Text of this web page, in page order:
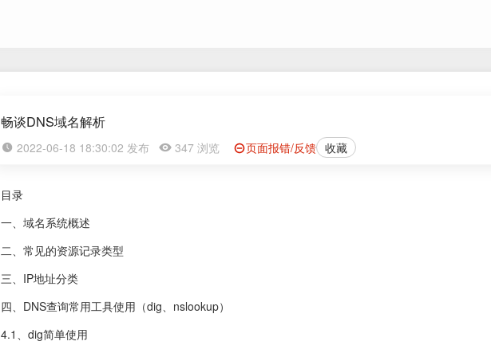
畅谈DNS域名解析
2022-06-18 18:30:02 发布 347 浏览 页面报错/反馈 收藏
目录
一、域名系统概述
二、常见的资源记录类型
三、IP地址分类
四、DNS查询常用工具使用（dig、nslookup）
4.1、dig简单使用